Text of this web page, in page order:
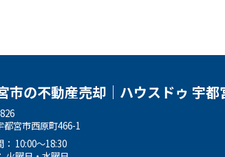
市の不動産売却｜ハウスドゥ 宇都
都宮市西原町466-1
： 10:00～18:30